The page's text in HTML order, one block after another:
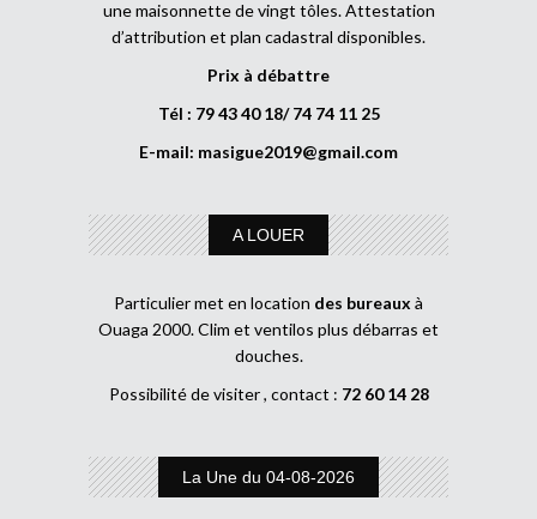
une maisonnette de vingt tôles. Attestation
d’attribution et plan cadastral disponibles.
Prix à débattre
Tél : 79 43 40 18/ 74 74 11 25
E-mail: masigue2019@gmail.com
A LOUER
Particulier met en location des bureaux à
Ouaga 2000. Clim et ventilos plus débarras et
douches.
Possibilité de visiter , contact : 72 60 14 28
La Une du 04-08-2026